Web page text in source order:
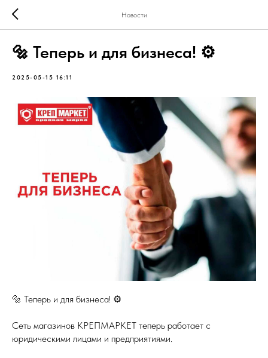
Новости
🔩 Теперь и для бизнеса! ⚙️
2025-05-15 16:11
🔩 Теперь и для бизнеса! ⚙️
Сеть магазинов КРЕПМАРКЕТ теперь работает с
юридическими лицами и предприятиями.